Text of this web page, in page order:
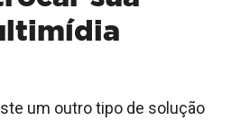
um outro tipo de solução